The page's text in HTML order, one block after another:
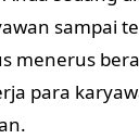
sampai
menerus
para